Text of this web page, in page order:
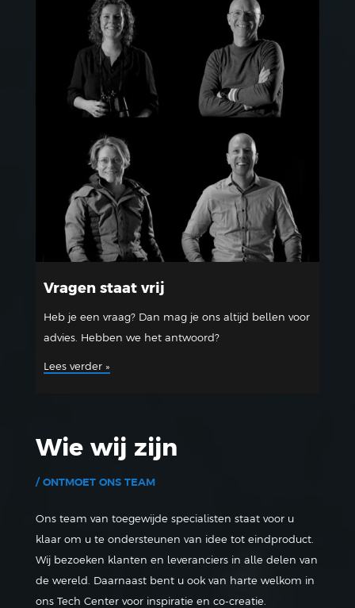
Vragen staat vrij
Heb je een vraag? Dan mag je ons altijd bellen voor
advies. Hebben we het antwoord?
Lees verder »
Wie wij zijn
/ ONTMOET ONS TEAM
Ons team van toegewijde specialisten staat voor u
klaar om u te ondersteunen van idee tot eindproduct.
Wij bezoeken klanten en leveranciers in alle delen van
de wereld. Daarnaast bent u ook van harte welkom in
ons Tech Center voor inspiratie en co-creatie.